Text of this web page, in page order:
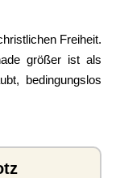
Freiheit.
größer ist als
bedingungslos